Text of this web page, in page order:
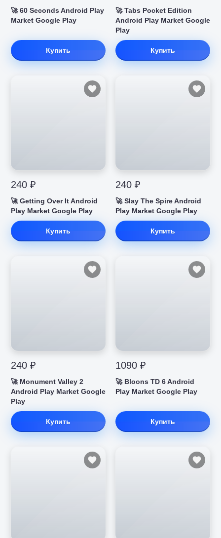
🚀 60 Seconds Android Play
Market Google Play
Купить
🚀 Tabs Pocket Edition
Android Play Market Google
Play
Купить
240 ₽
🚀 Getting Over It Android
Play Market Google Play
Купить
240 ₽
🚀 Slay The Spire Android
Play Market Google Play
Купить
240 ₽
🚀 Monument Valley 2
Android Play Market Google
Play
Купить
1090 ₽
🚀 Bloons TD 6 Android
Play Market Google Play
Купить